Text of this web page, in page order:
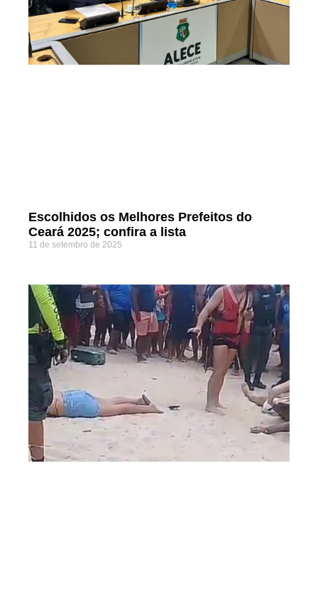
Escolhidos os Melhores Prefeitos do
Ceará 2025; confira a lista
11 de setembro de 2025